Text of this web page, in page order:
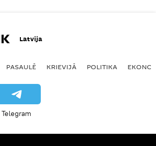
Latvija
PASAULĒ KRIEVIJĀ POLITIKA
Telegram